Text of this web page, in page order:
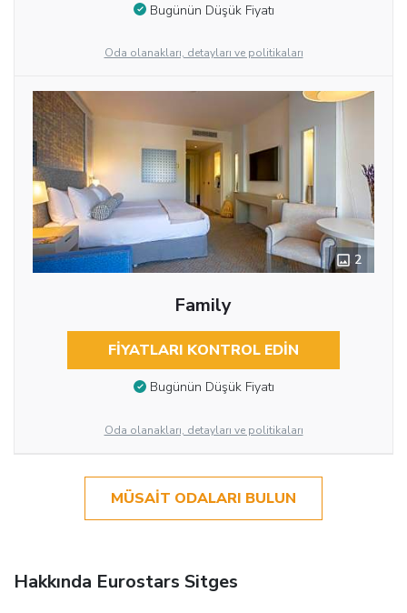
Bugünün Düşük Fiyatı
Oda olanakları, detayları ve politikaları
2
Family
FIYATLARI KONTROL EDIN
Bugünün Düşük Fiyatı
Oda olanakları, detayları ve politikaları
MÜSAIT ODALARI BULUN
Hakkında Eurostars Sitges